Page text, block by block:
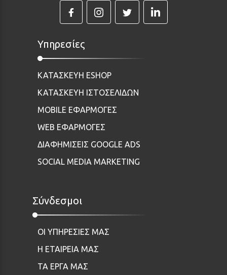
Υπηρεσίες
ΚΑΤΑΣΚΕΥΗ ESHOP
ΚΑΤΑΣΚΕΥΗ ΙΣΤΟΣΕΛΙΔΩΝ
MOBILE ΕΦΑΡΜΟΓΕΣ
WEB ΕΦΑΡΜΟΓΕΣ
ΔΙΑΦΗΜΙΣΕΙΣ GOOGLE ADS
SOCIAL MEDIA MARKETING
Σύνδεσμοι
ΟΙ ΥΠΗΡΕΣΙΕΣ ΜΑΣ
Η ΕΤΑΙΡΕΙΑ ΜΑΣ
ΤΑ ΕΡΓΑ ΜΑΣ